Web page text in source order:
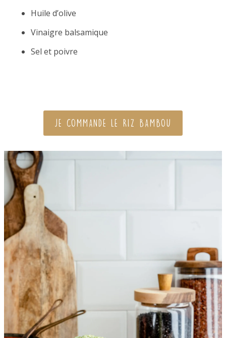
Huile d’olive
Vinaigre balsamique
Sel et poivre
JE COMMANDE LE RIZ BAMBOU